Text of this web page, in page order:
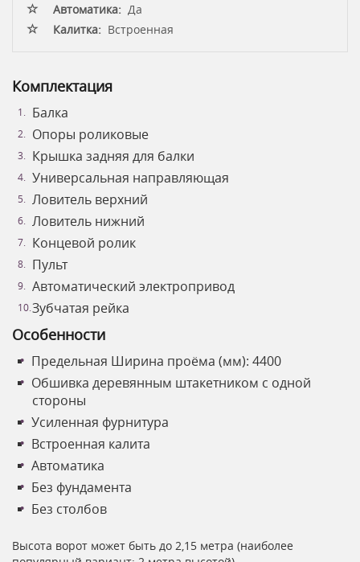
Автоматика: Да
Калитка: Встроенная
Комплектация
Балка
Опоры роликовые
Крышка задняя для балки
Универсальная направляющая
Ловитель верхний
Ловитель нижний
Концевой ролик
Пульт
Автоматический электропривод
Зубчатая рейка
Особенности
Предельная Ширина проёма (мм): 4400
Обшивка деревянным штакетником с одной
стороны
Усиленная фурнитура
Встроенная калита
Автоматика
Без фундамента
Без столбов
Высота ворот может быть до 2,15 метра (наиболее